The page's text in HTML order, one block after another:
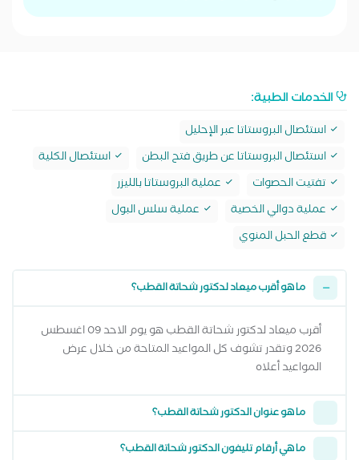
الخدمات الطبية:
استئصال البروستاتا عبر الإحليل
استئصال البروستاتا عن طريق فتح البطن
استئصال الكلية
تفتيت الحصوات
عملية البروستاتا بالليزر
عملية دوالي الخصية
عملية سلس البول
قطع الحبل المنوي
ما هو أقرب ميعاد لدكتور شحاتة القطب؟
أقرب ميعاد لدكتور شحاتة القطب هو يوم الاحد 09 اغسطس
2026 وتقدر تشوف كل المواعيد المتاحة من خلال عرض
المواعيد أعلاه
ما هو عنوان الدكتور شحاتة القطب؟
ما هي أرقام تليفون الدكتور شحاتة القطب؟